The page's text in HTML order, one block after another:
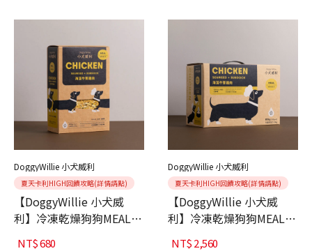
DoggyWillie 小犬威利
夏天卡利HIGH回饋攻略(詳情請點)
【DoggyWillie 小犬威
利】冷凍乾燥狗狗MEAL主
食 海藻牛蒡雞肉 200g
NT$680
DoggyWillie 小犬威利
夏天卡利HIGH回饋攻略(詳情請點)
【DoggyWillie 小犬威
利】冷凍乾燥狗狗MEAL主
食 海藻牛蒡雞肉 800g
NT$2,560